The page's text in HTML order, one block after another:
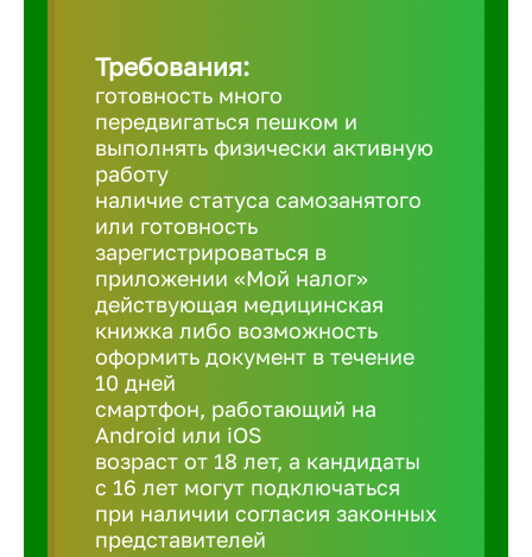
Бийск
Требования:
готовность много
передвигаться пешком и
выполнять физически активную
работу
наличие статуса самозанятого
или готовность
зарегистрироваться в
приложении «Мой налог»
действующая медицинская
книжка либо возможность
оформить документ в течение
10 дней
смартфон, работающий на
Android или iOS
возраст от 18 лет, а кандидаты
с 16 лет могут подключаться
при наличии согласия законных
представителей